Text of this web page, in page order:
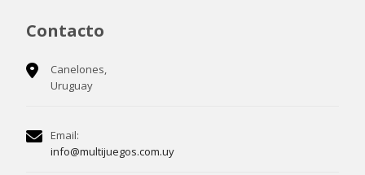
Contacto
Canelones,
Uruguay
Email:
info@multijuegos.com.uy